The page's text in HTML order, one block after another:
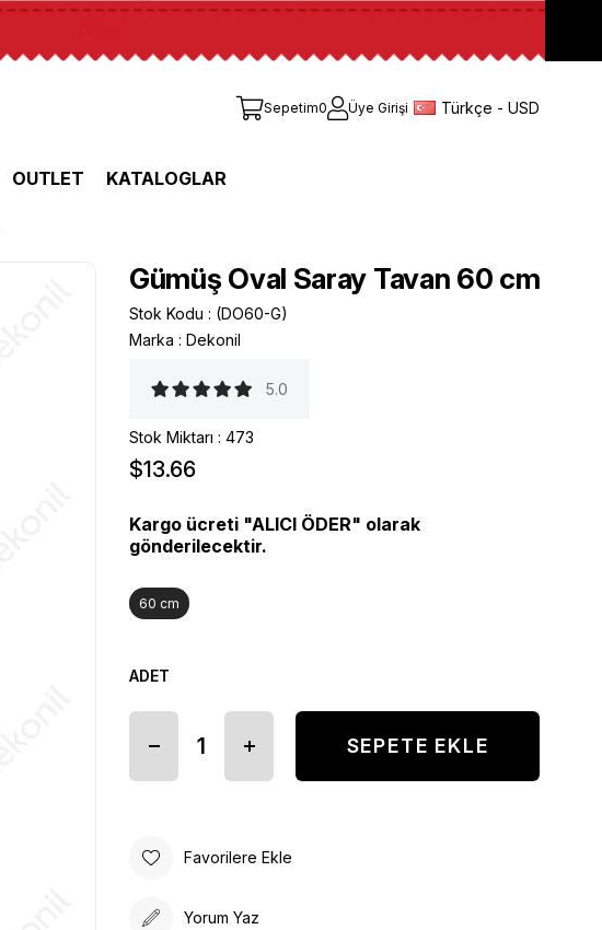
Sepetim0 Üye Girişi Türkçe - USD
OUTLET KATALOGLAR
Gümüş Oval Saray Tavan 60 cm
Stok Kodu
(DO60-G)
Marka : Dekonil
5.0
Stok Miktarı : 473
$13.66
Kargo ücreti "ALICI ÖDER" olarak
gönderilecektir.
60 cm
ADET
Favorilere Ekle
Yorum Yaz